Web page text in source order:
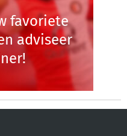
favoriete
adviseer